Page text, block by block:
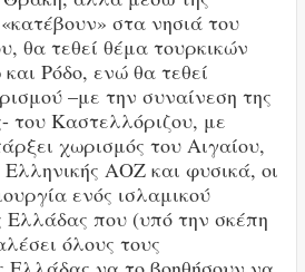
στα νησιά του
θα τεθεί θέμα τουρκικών
Ρόδο, ενώ θα τεθεί
–με την συναίνεση της
του Καστελλόριζου, με
χωρισμός του Αιγαίου,
Ελληνικής ΑΟΖ και φυσικά, οι
ενός ισλαμικού
Ελλάδας που (υπό την σκέπη
όλους τους